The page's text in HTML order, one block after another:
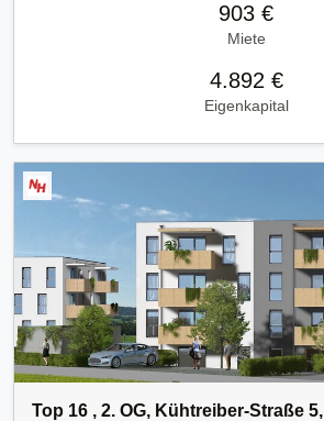
903 €
Miete
4.892 €
Eigenkapital
Top 16 , 2. OG, Kühtreiber-Straße 5,